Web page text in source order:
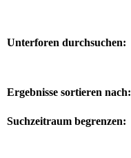
Unterforen durchsuchen:
Ergebnisse sortieren nach:
Suchzeitraum begrenzen: